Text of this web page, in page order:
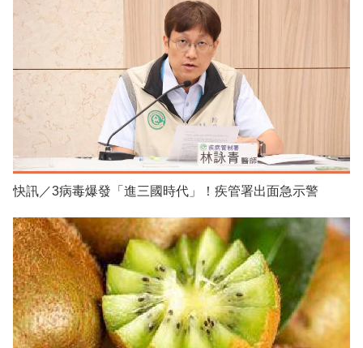
快訊／3病毒爆發「進三國時代」！疾管署出面急示警